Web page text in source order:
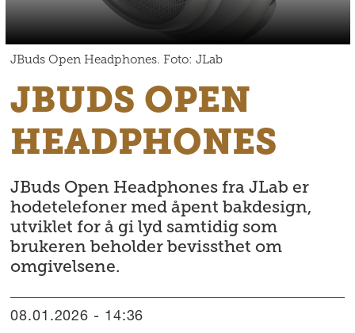
JBuds Open Headphones. Foto: JLab
JBUDS OPEN
HEADPHONES
JBuds Open Headphones fra JLab er
hodetelefoner med åpent bakdesign,
utviklet for å gi lyd samtidig som
brukeren beholder bevissthet om
omgivelsene.
08.01.2026 - 14:36